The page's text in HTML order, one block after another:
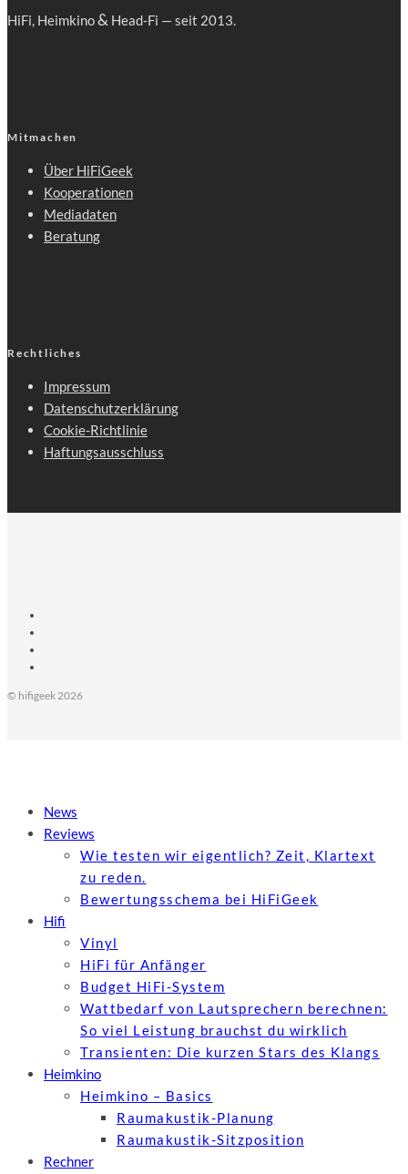
HiFi, Heim­ki­no& Head-Fi — seit 2013.
Mitmachen
Über HiFiGeek
Kooperationen
Mediadaten
Beratung
Rechtliches
Impressum
Datenschutzerklärung
Cookie-Richtlinie
Haftungsausschluss
© hifigeek 2026
News
Reviews
Wie testen wir eigentlich? Zeit, Klartext
zu reden.
Bewertungs­schema bei HiFiGeek
Hifi
Vinyl
HiFi für Anfänger
Budget HiFi-System
Wattbedarf von Lautsprechern berechnen:
So viel Leistung brauchst du wirklich
Transienten: Die kurzen Stars des Klangs
Heimkino
Heimkino – Basics
Raumakustik-Planung
Raumakustik-Sitzposition
Rechner